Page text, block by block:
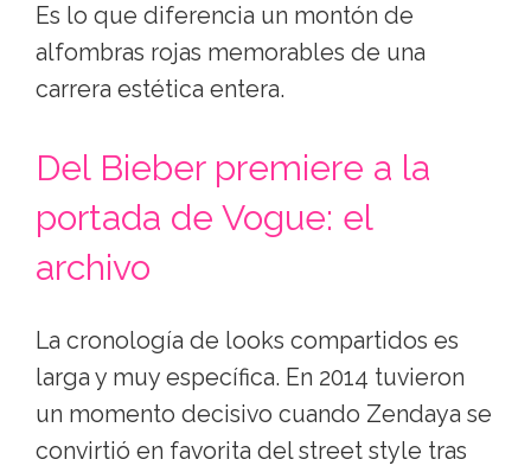
Es lo que diferencia un montón de
alfombras rojas memorables de una
carrera estética entera.
Del Bieber premiere a la
portada de Vogue: el
archivo
La cronología de looks compartidos es
larga y muy específica. En 2014 tuvieron
un momento decisivo cuando Zendaya se
convirtió en favorita del street style tras